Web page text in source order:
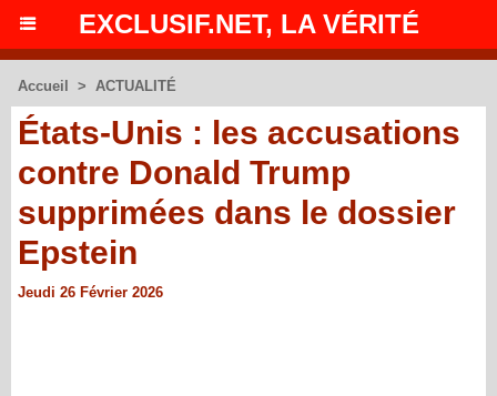
EXCLUSIF.NET, LA VÉRITÉ
Accueil > ACTUALITÉ
États-Unis : les accusations
contre Donald Trump
supprimées dans le dossier
Epstein
Jeudi 26 Février 2026